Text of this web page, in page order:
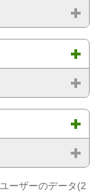
ーザーのデータ(2